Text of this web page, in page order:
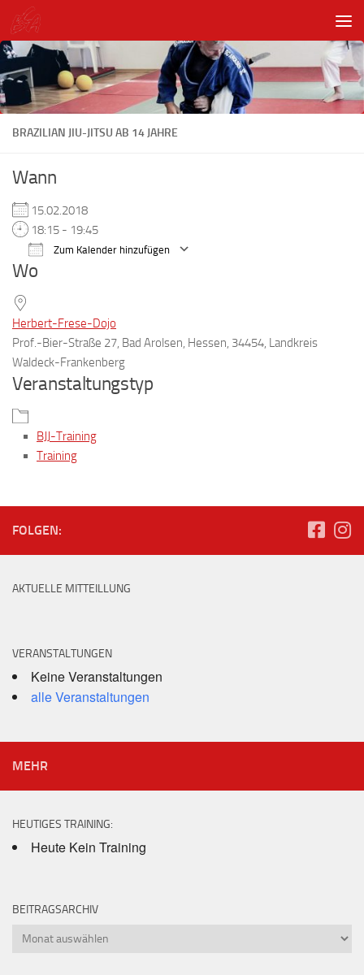
Unter dem Inhalt
BRAZILIAN JIU-JITSU AB 14 JAHRE
Wann
15.02.2018
18:15 - 19:45
Zum Kalender hinzufügen
Wo
Herbert-Frese-Dojo
Prof.-Bier-Straße 27, Bad Arolsen, Hessen, 34454, Landkreis
Waldeck-Frankenberg
Veranstaltungstyp
BJJ-Training
Training
FOLGEN:
AKTUELLE MITTEILLUNG
VERANSTALTUNGEN
Keine Veranstaltungen
alle Veranstaltungen
MEHR
HEUTIGES TRAINING:
Heute Kein Training
BEITRAGSARCHIV
Beitragsarchiv